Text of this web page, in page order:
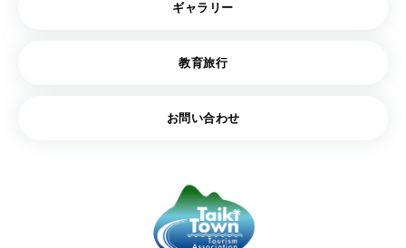
ギャラリー
教育旅行
お問い合わせ